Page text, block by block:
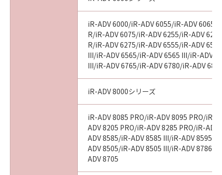
iR-ADV 6000/iR-ADV 6055/iR-ADV 6065/
R/iR-ADV 6075/iR-ADV 6255/iR-ADV
R/iR-ADV 6275/iR-ADV 6555/iR-ADV
III/iR-ADV 6565/iR-ADV 6565 III/iR-ADV
III/iR-ADV 6765/iR-ADV 6780/iR-ADV
iR-ADV 8000シリーズ
iR-ADV 8085 PRO/iR-ADV 8095 PRO/iR-
ADV 8205 PRO/iR-ADV 8285 PRO/iR-
ADV 8585/iR-ADV 8585 III/iR-ADV 8595/
ADV 8505/iR-ADV 8505 III/iR-ADV 8786/
ADV 8705